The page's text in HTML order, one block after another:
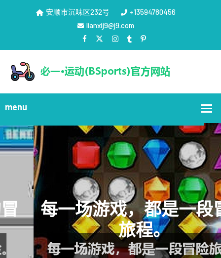
安顺市沉味区232号
+13594780456
lianxij9@j9.com
每一场游戏，都是一段冒险
旅程。